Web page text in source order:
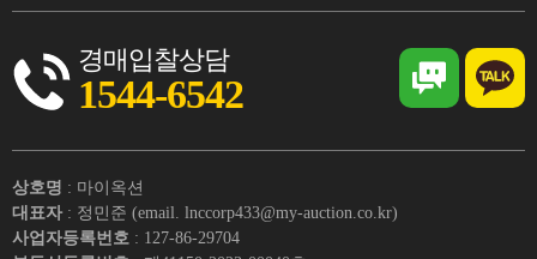
경매입찰상담
1544-6542
상호명 : 마이옥션
대표자 : 정민준 (email. lnccorp433@my-auction.co.kr)
사업자등록번호 : 127-86-29704